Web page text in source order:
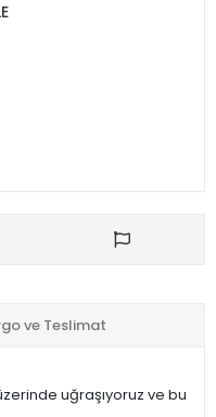
ve Teslimat
uğraşıyoruz ve bu